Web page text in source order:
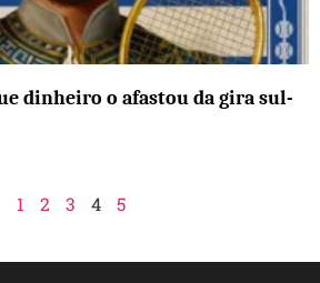
dinheiro o afastou da gira sul-
1 2 3 4 5